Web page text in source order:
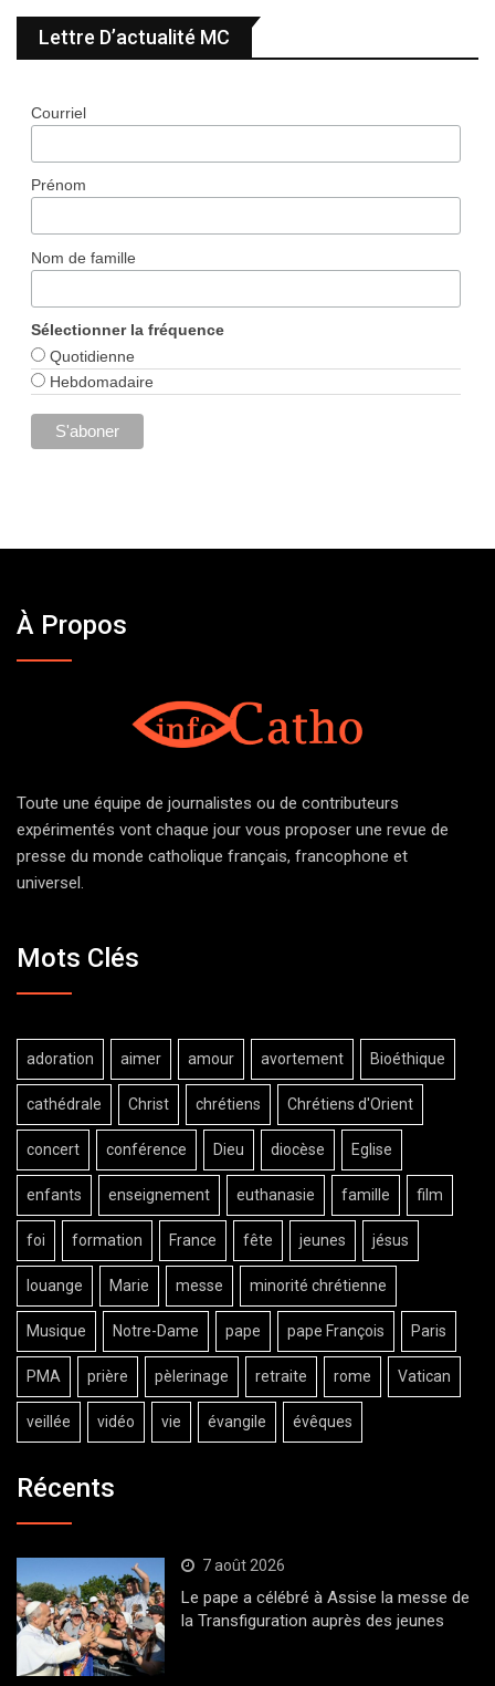
Lettre D’actualité MC
Courriel
Prénom
Nom de famille
Sélectionner la fréquence
Quotidienne
Hebdomadaire
À Propos
Toute une équipe de journalistes ou de contributeurs
expérimentés vont chaque jour vous proposer une revue de
presse du monde catholique français, francophone et
universel.
Mots Clés
adoration aimer amour avortement Bioéthique
cathédrale Christ chrétiens Chrétiens d'Orient
concert conférence Dieu diocèse Eglise
enfants enseignement euthanasie famille film
foi formation France fête jeunes jésus
louange Marie messe minorité chrétienne
Musique Notre-Dame pape pape François Paris
PMA prière pèlerinage retraite rome Vatican
veillée vidéo vie évangile évêques
Récents
7 août 2026
Le pape a célébré à Assise la messe de
la Transfiguration auprès des jeunes